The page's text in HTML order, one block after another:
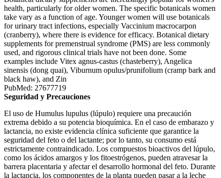
health, particularly for older women. The specific botanicals women
take vary as a function of age. Younger women will use botanicals
for urinary tract infections, especially Vaccinium macrocarpon
(cranberry), where there is evidence for efficacy. Botanical dietary
supplements for premenstrual syndrome (PMS) are less commonly
used, and rigorous clinical trials have not been done. Some
examples include Vitex agnus-castus (chasteberry), Angelica
sinensis (dong quai), Viburnum opulus/prunifolium (cramp bark and
black haw), and Zin
PubMed: 27677719
Seguridad y Precauciones
El uso de Humulus lupulus (lúpulo) requiere una precaución
extrema debido a su potencia bioquímica. En el caso de embarazo y
lactancia, no existe evidencia clínica suficiente que garantice la
seguridad del feto o del lactante; por lo tanto, su consumo está
estrictamente contraindicado. Los compuestos bioactivos del lúpulo,
como los ácidos amargos y los fitoestrógenos, pueden atravesar la
barrera placentaria y afectar el desarrollo hormonal del feto. Durante
la lactancia, los componentes de la planta pueden pasar a la leche